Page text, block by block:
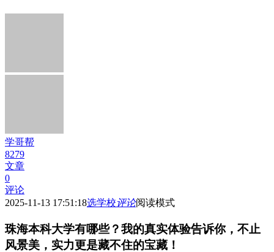
学哥帮
8279
文章
0
评论
2025-11-13 17:51:18选学校评论阅读模式
珠海本科大学有哪些？我的真实体验告诉你，不止
风景美，实力更是藏不住的宝藏！